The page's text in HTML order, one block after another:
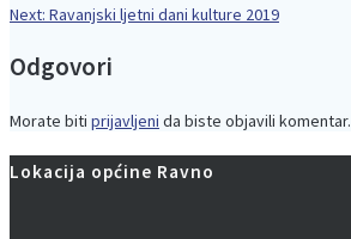
Navigacija
objava
Next: Next
Ravanjski ljetni dani kulture 2019
Odgovori
Morate biti prijavljeni da biste objavili komentar.
Lokacija općine Ravno